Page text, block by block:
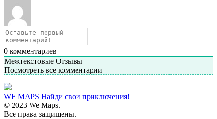
0 комментариев
Межтекстовые Отзывы
Посмотреть все комментарии
WE MAPS Найди свои приключения!
© 2023 We Maps.
Все права защищены.